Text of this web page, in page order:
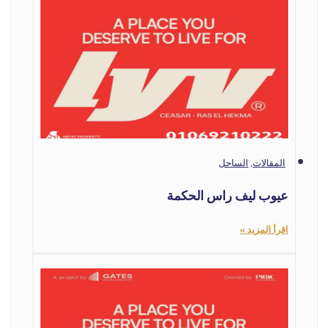
المقالات,الساحل
عيوب ليف راس الحكمة
اقرأ المزيد »